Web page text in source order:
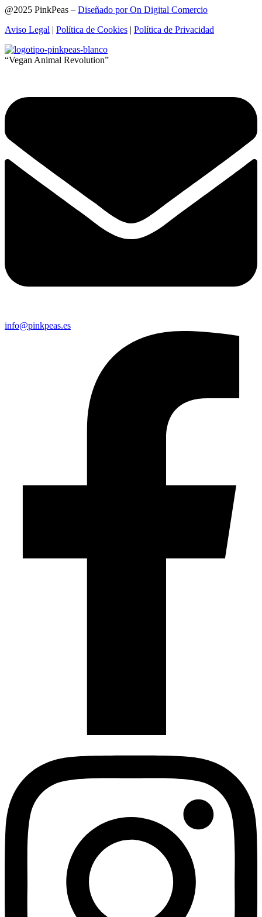
@2025 PinkPeas – Diseñado por On Digital Comercio
Aviso Legal | Política de Cookies | Política de Privacidad
“Vegan Animal Revolution”
info@pinkpeas.es